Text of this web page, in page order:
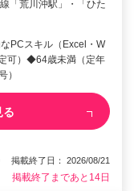
「荒川沖駅」・「ひた
PCスキル（Excel・W
可）◆64歳未満（定年
）
る
掲載終了日： 2026/08/21
掲載終了まであと14日